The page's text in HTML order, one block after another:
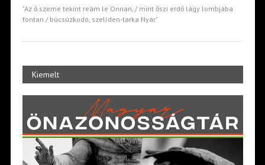
"Az ő szeme tekint reám le Onnan, / mint őszi erdő lágy lombjába
fontan / búcsúzkodó, szelíden-tarka Nyár"
Kiemelt